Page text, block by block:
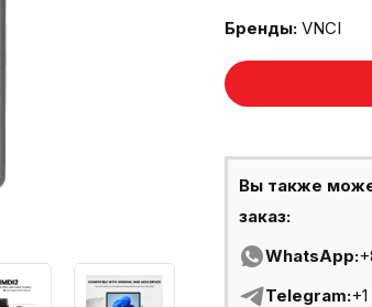
Бренды: VNCI
Вы также
заказ:
WhatsApp:
Telegram: